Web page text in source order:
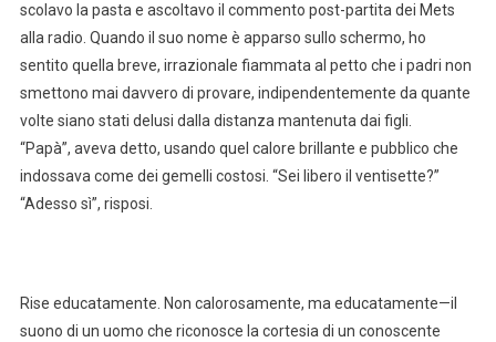
scolavo la pasta e ascoltavo il commento post-partita dei Mets
alla radio. Quando il suo nome è apparso sullo schermo, ho
sentito quella breve, irrazionale fiammata al petto che i padri non
smettono mai davvero di provare, indipendentemente da quante
volte siano stati delusi dalla distanza mantenuta dai figli.
“Papà”, aveva detto, usando quel calore brillante e pubblico che
indossava come dei gemelli costosi. “Sei libero il ventisette?”
“Adesso sì”, risposi.
Rise educatamente. Non calorosamente, ma educatamente—il
suono di un uomo che riconosce la cortesia di un conoscente